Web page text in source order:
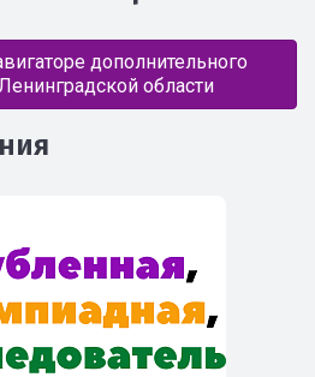
дополнительного
области